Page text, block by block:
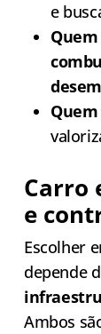
e
Carro
e
Escolher
depende
Ambos